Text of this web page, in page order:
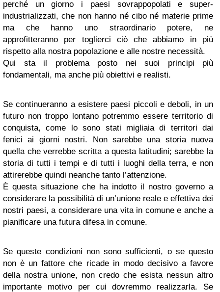
perché un giorno i paesi sovrappopolati e super-
industrializzati, che non hanno né cibo né materie prime
ma che hanno uno straordinario potere, ne
approfitteranno per toglierci ciò che abbiamo in più
rispetto alla nostra popolazione e alle nostre necessità.
Qui sta il problema posto nei suoi principi più
fondamentali, ma anche più obiettivi e realisti.
Se continueranno a esistere paesi piccoli e deboli, in un
futuro non troppo lontano potremmo essere territorio di
conquista, come lo sono stati migliaia di territori dai
fenici ai giorni nostri. Non sarebbe una storia nuova
quella che verrebbe scritta a questa latitudini; sarebbe la
storia di tutti i tempi e di tutti i luoghi della terra, e non
attirerebbe quindi neanche tanto l’attenzione.
È questa situazione che ha indotto il nostro governo a
considerare la possibilità di un’unione reale e effettiva dei
nostri paesi, a considerare una vita in comune e anche a
pianificare una futura difesa in comune.
Se queste condizioni non sono sufficienti, o se questo
non è un fattore che ricade in modo decisivo a favore
della nostra unione, non credo che esista nessun altro
importante motivo per cui dovremmo realizzarla. Se